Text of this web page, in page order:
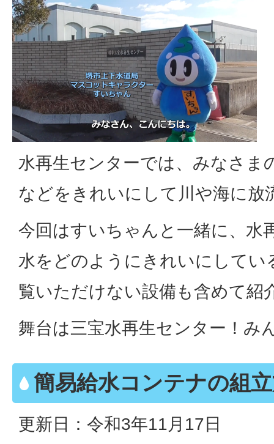
水再生センターでは、みなさま
などをきれいにして川や海に放
今回はすいちゃんと一緒に、水
水をどのようにきれいにしてい
覧いただけない設備も含めて紹
舞台は三宝水再生センター！み
簡易給水コンテナの組
更新日：令和3年11月17日